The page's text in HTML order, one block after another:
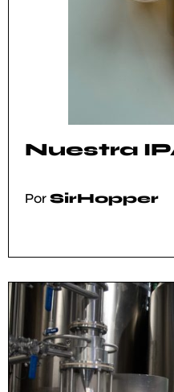
Nuestra
PorSirHopper